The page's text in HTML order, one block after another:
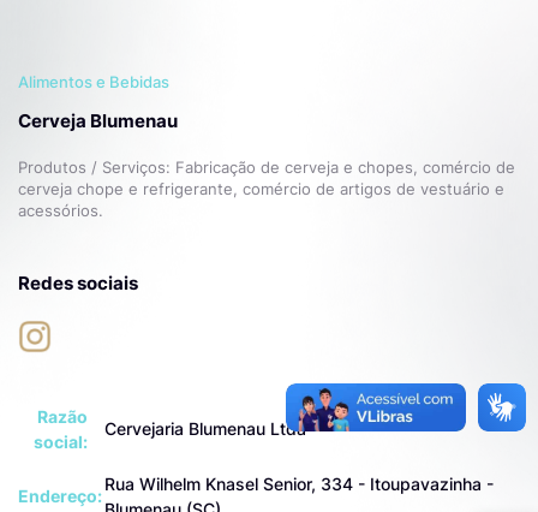
Alimentos e Bebidas
Cerveja Blumenau
Produtos / Serviços: Fabricação de cerveja e chopes, comércio de
cerveja chope e refrigerante, comércio de artigos de vestuário e
acessórios.
Redes sociais
Razão
social:
Cervejaria Blumenau Ltda
Endereço:
Rua Wilhelm Knasel Senior, 334 - Itoupavazinha -